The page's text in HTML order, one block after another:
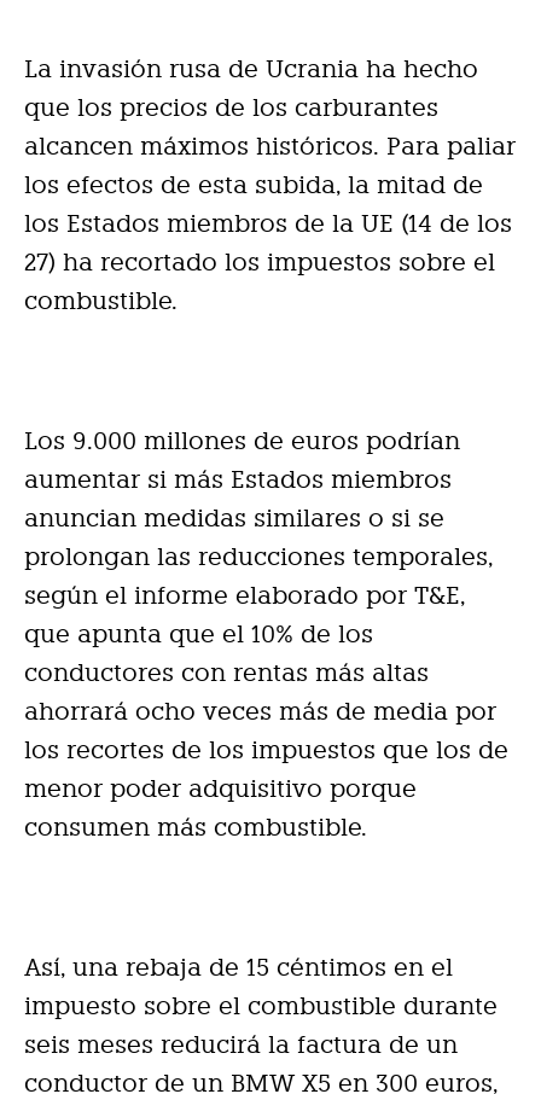
La invasión rusa de Ucrania ha hecho
que los precios de los carburantes
alcancen máximos históricos. Para paliar
los efectos de esta subida, la mitad de
los Estados miembros de la UE (14 de los
27) ha recortado los impuestos sobre el
combustible.
Los 9.000 millones de euros podrían
aumentar si más Estados miembros
anuncian medidas similares o si se
prolongan las reducciones temporales,
según el informe elaborado por T&E,
que apunta que el 10% de los
conductores con rentas más altas
ahorrará ocho veces más de media por
los recortes de los impuestos que los de
menor poder adquisitivo porque
consumen más combustible.
Así, una rebaja de 15 céntimos en el
impuesto sobre el combustible durante
seis meses reducirá la factura de un
conductor de un BMW X5 en 300 euros,